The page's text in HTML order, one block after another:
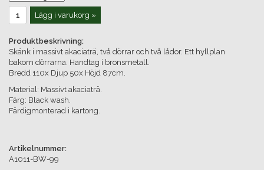
Lägg i varukorg »
Produktbeskrivning:
Skänk i massivt akaciaträ, två dörrar och två lådor. Ett hyllplan
bakom dörrarna. Handtag i bronsmetall.
Bredd 110x Djup 50x Höjd 87cm.
Material: Massivt akaciaträ.
Färg: Black wash.
Färdigmonterad i kartong.
Artikelnummer:
A1011-BW-99